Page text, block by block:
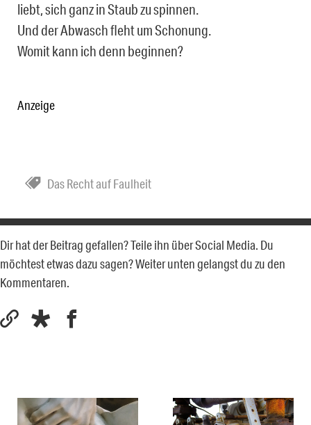
liebt, sich ganz in Staub zu spinnen.
Und der Abwasch fleht um Schonung.
Womit kann ich denn beginnen?
Anzeige
Das Recht auf Faulheit
Dir hat der Beitrag gefallen? Teile ihn über Social Media. Du
möchtest etwas dazu sagen? Weiter unten gelangst du zu den
Kommentaren.